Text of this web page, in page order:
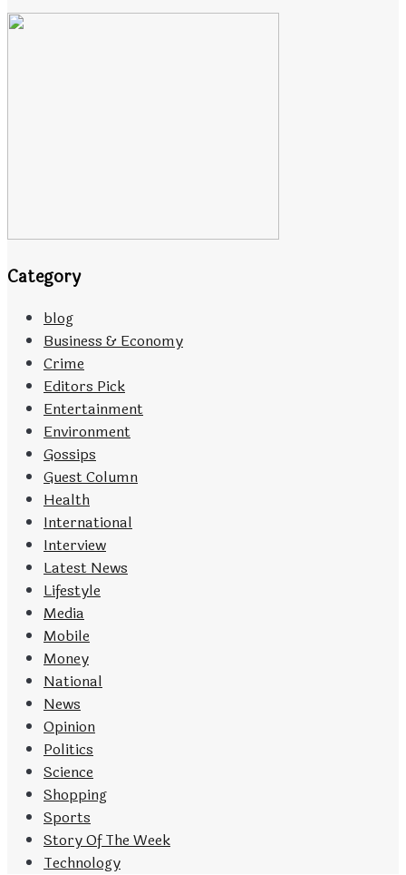
Category
blog
Business & Economy
Crime
Editors Pick
Entertainment
Environment
Gossips
Guest Column
Health
International
Interview
Latest News
Lifestyle
Media
Mobile
Money
National
News
Opinion
Politics
Science
Shopping
Sports
Story Of The Week
Technology